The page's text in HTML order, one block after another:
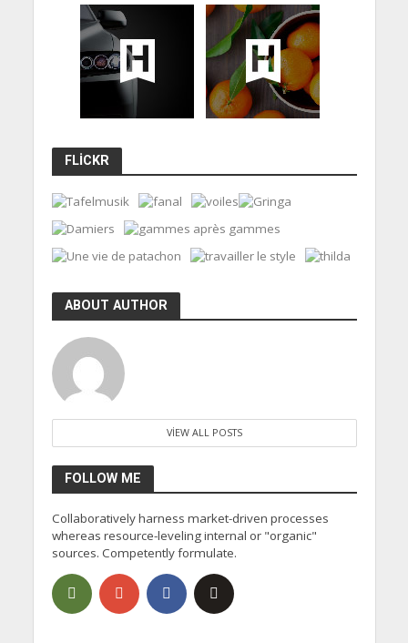
FLICKR
ABOUT AUTHOR
VIEW ALL POSTS
FOLLOW ME
Collaboratively harness market-driven processes
whereas resource-leveling internal or "organic"
sources. Competently formulate.